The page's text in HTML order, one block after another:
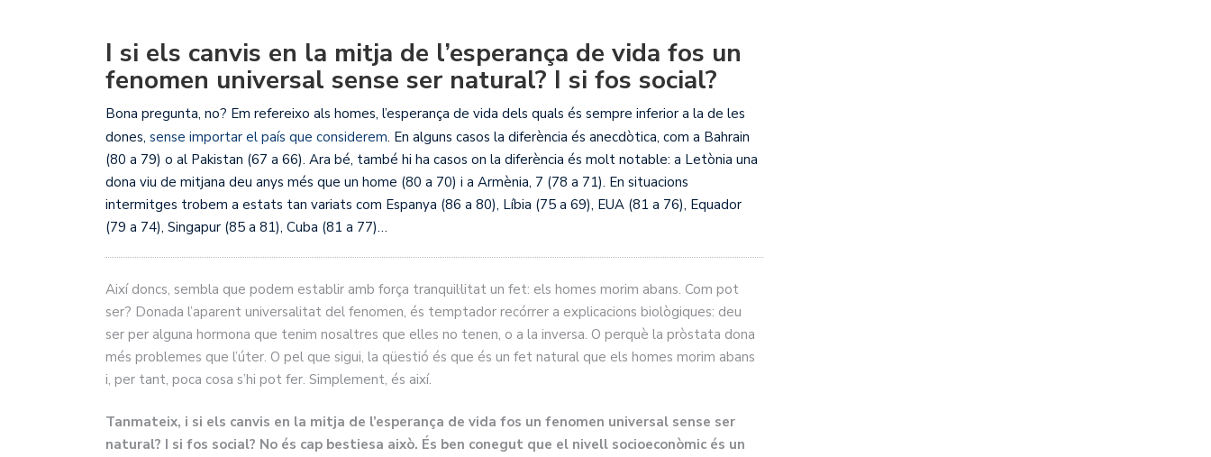
I si els canvis en la mitja de l’esperança de vida fos un
fenomen universal sense ser natural? I si fos social?
Bona pregunta, no? Em refereixo als homes, l’esperança de vida dels quals és sempre inferior a la de les
dones, sense importar el país que considerem. En alguns casos la diferència és anecdòtica, com a Bahrain
(80 a 79) o al Pakistan (67 a 66). Ara bé, també hi ha casos on la diferència és molt notable: a Letònia una
dona viu de mitjana deu anys més que un home (80 a 70) i a Armènia, 7 (78 a 71). En situacions
intermitges trobem a estats tan variats com Espanya (86 a 80), Líbia (75 a 69), EUA (81 a 76), Equador
(79 a 74), Singapur (85 a 81), Cuba (81 a 77)…
Així doncs, sembla que podem establir amb força tranquil·litat un fet: els homes morim abans. Com pot
ser? Donada l’aparent universalitat del fenomen, és temptador recórrer a explicacions biològiques: deu
ser per alguna hormona que tenim nosaltres que elles no tenen, o a la inversa. O perquè la pròstata dona
més problemes que l’úter. O pel que sigui, la qüestió és que és un fet natural que els homes morim abans
i, per tant, poca cosa s’hi pot fer. Simplement, és així.
Tanmateix, i si els canvis en la mitja de l’esperança de vida fos un fenomen universal sense ser
natural? I si fos social? No és cap bestiesa això. És ben conegut que el nivell socioeconòmic és un